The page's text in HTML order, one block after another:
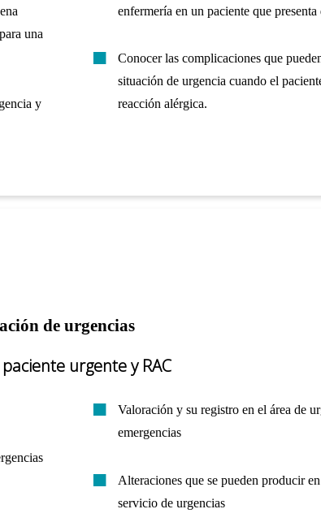
una
y
enfermería en un paciente que
Conocer las complicaciones que
situación de urgencia cuando el
reacción alérgica.
de urgencias
urgente y RAC
Valoración y su registro en el área de
emergencias
Alteraciones que se pueden producir
servicio de urgencias